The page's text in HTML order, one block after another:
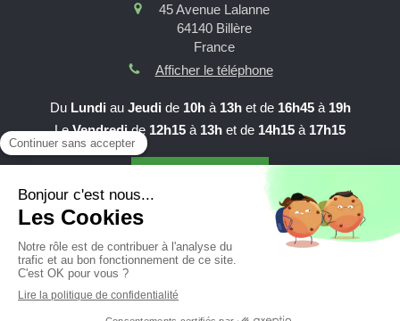
45 Avenue Lalanne
64140 Billère
France
Afficher le téléphone
Du Lundi au Jeudi de 10hà 13het de 16h45à 19h
LeVendredide 12h15 à 13h et de 14h15 à 17h15
Création et référencement du site par Simplébo
Site partenaire deAFC